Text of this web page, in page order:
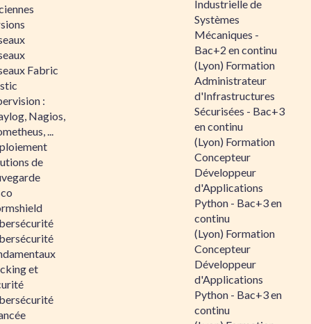
Fabric
:
Nagios,
...
de
et
Industrielle de
Systèmes
Mécaniques -
Bac+2 en continu
(Lyon) Formation
Administrateur
d'Infrastructures
Sécurisées - Bac+3
en continu
(Lyon) Formation
Concepteur
Développeur
d'Applications
Python - Bac+3 en
continu
(Lyon) Formation
Concepteur
Développeur
d'Applications
Python - Bac+3 en
continu